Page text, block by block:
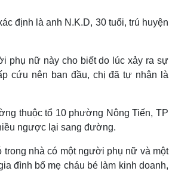
định là anh N.K.D, 30 tuổi, trú huyện
phụ nữ này cho biết do lúc xảy ra sự
cứu nên ban đầu, chị đã tự nhận là
thuộc tổ 10 phường Nông Tiến, TP
ngược lại sang đường.
nhà có một người phụ nữ và một
đình bố mẹ cháu bé làm kinh doanh,